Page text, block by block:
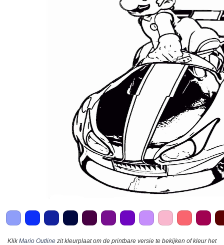
KlikMario Outline zit kleurplaat om de printbare versie te bekijken of kleur het